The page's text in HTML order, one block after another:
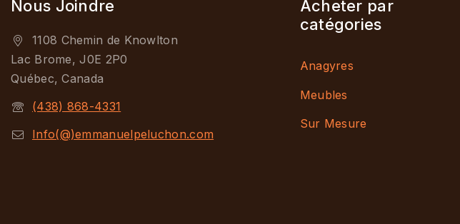
Nous Joindre
1108 Chemin de Knowlton
Lac Brome, J0E 2P0
Québec, Canada
(438) 868-4331
Info(@)emmanuelpeluchon.com
Acheter par
catégories
Anagyres
Meubles
Sur Mesure